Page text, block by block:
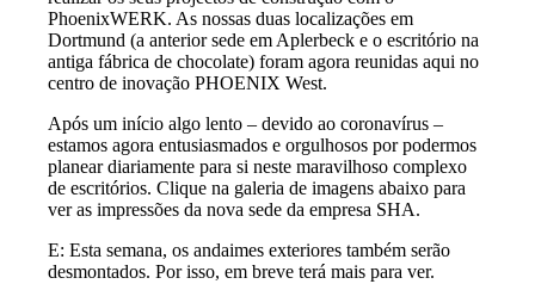
PhoenixWERK. As nossas duas localizações em
Dortmund (a anterior sede em Aplerbeck e o escritório na
antiga fábrica de chocolate) foram agora reunidas aqui no
centro de inovação PHOENIX West.
Após um início algo lento – devido ao coronavírus –
estamos agora entusiasmados e orgulhosos por podermos
planear diariamente para si neste maravilhoso complexo
de escritórios. Clique na galeria de imagens abaixo para
ver as impressões da nova sede da empresa SHA.
E: Esta semana, os andaimes exteriores também serão
desmontados. Por isso, em breve terá mais para ver.